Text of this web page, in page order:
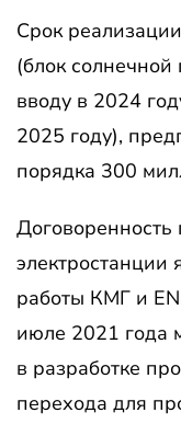
Срок
(блок
вводу в 2024
2025 году),
порядка 300
Договоренность
электростанции
работы КМГ и
июле 2021 года
в разработке
перехода для